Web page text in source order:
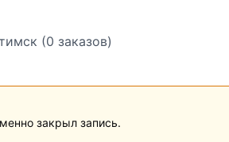
(0 заказов)
закрыл запись.